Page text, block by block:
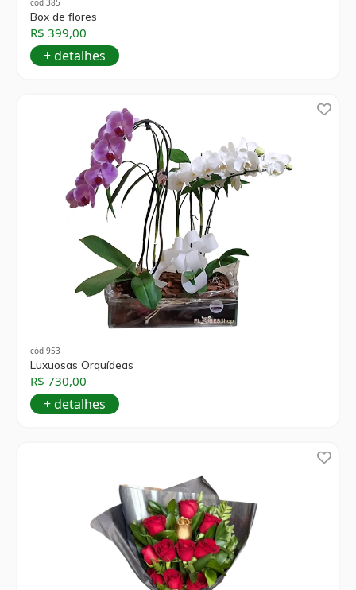
cód 385
Box de flores
R$ 399,00
+ detalhes
cód 953
Luxuosas Orquídeas
R$ 730,00
+ detalhes